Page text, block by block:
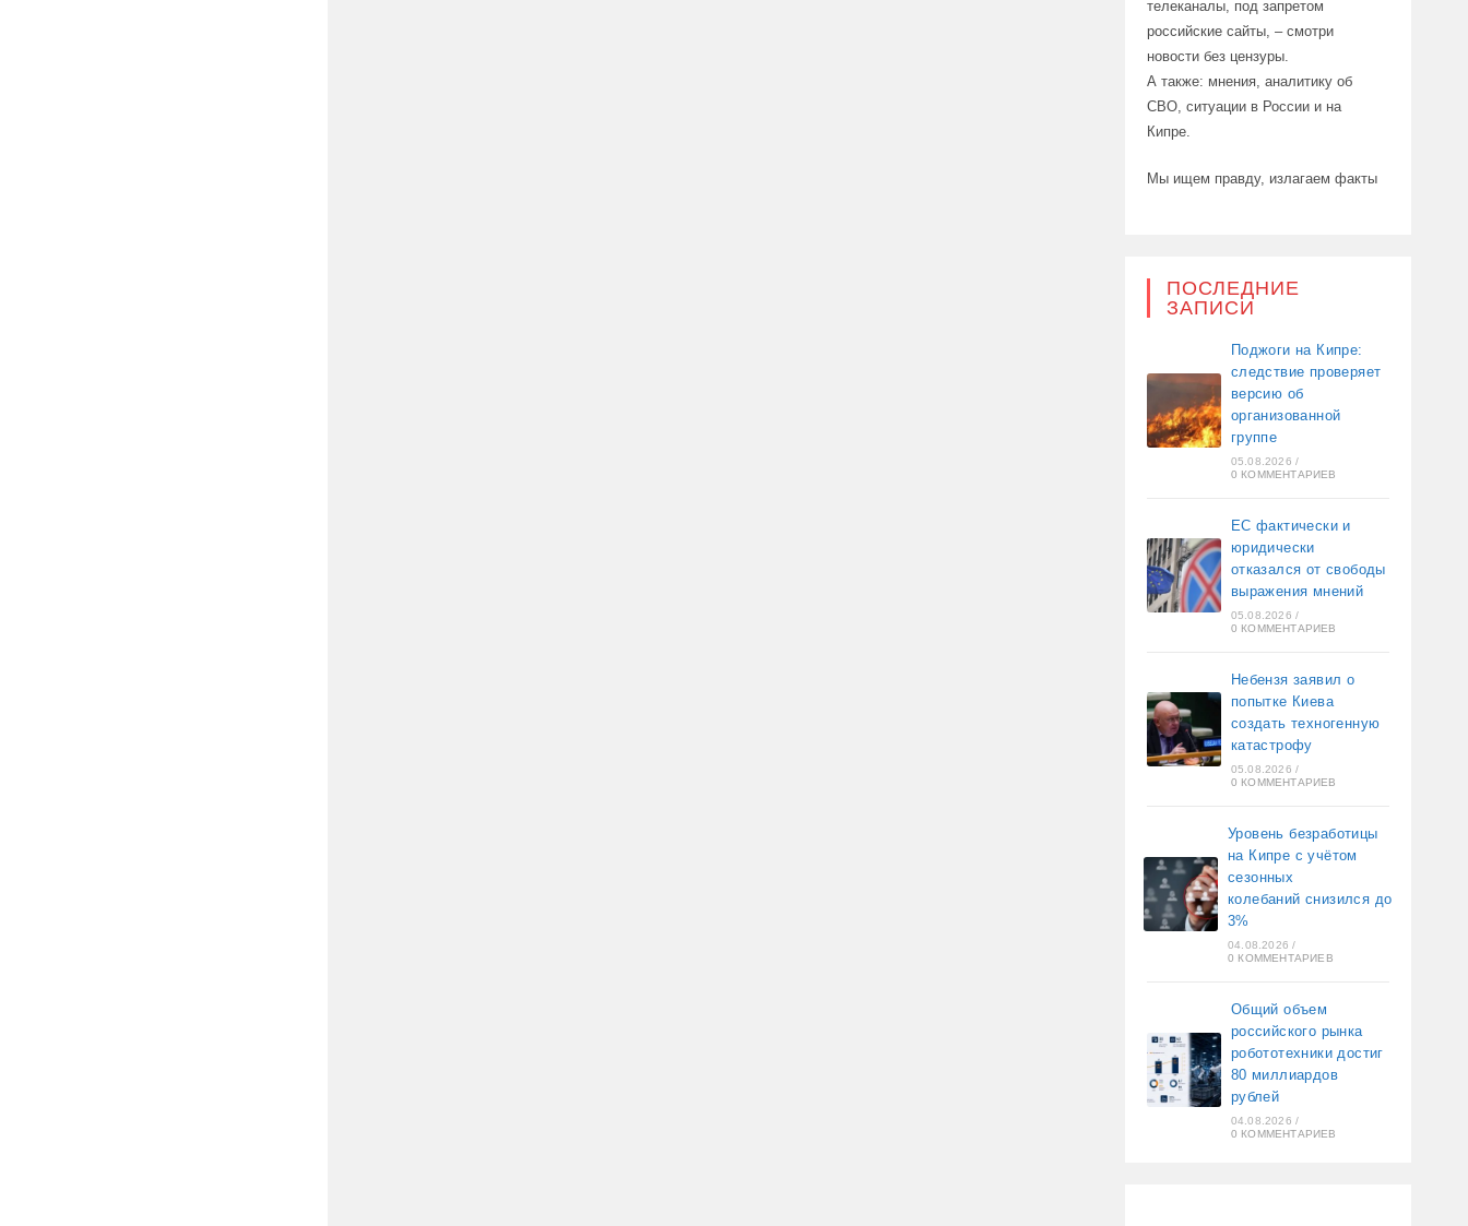
телеканалы, под запретом
российские сайты, – смотри
новости без цензуры.
А также: мнения, аналитику об
СВО, ситуации в России и на
Кипре.
Мы ищем правду, излагаем факты
ПОСЛЕДНИЕ
ЗАПИСИ
Поджоги на Кипре:
следствие проверяет
версию об
организованной
группе
05.08.2026 /
0 КОММЕНТАРИЕВ
ЕС фактически и
юридически
отказался от свободы
выражения мнений
05.08.2026 /
0 КОММЕНТАРИЕВ
Небензя заявил о
попытке Киева
создать техногенную
катастрофу
05.08.2026 /
0 КОММЕНТАРИЕВ
Уровень безработицы
на Кипре с учётом
сезонных
колебаний снизился до
3%
04.08.2026 /
0 КОММЕНТАРИЕВ
Общий объем
российского рынка
робототехники достиг
80 миллиардов
рублей
04.08.2026 /
0 КОММЕНТАРИЕВ